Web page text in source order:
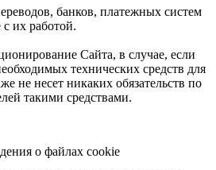
банков, платежных систем
с их работой.
Сайта, в случае, если
технических средств для
не несет никаких обязательств по
такими средствами.
о файлах cookie